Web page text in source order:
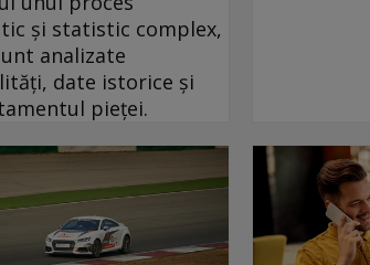
și statistic complex,
analizate
date istorice și
pieței.